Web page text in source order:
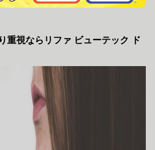
重視ならリファ ビューテック ド